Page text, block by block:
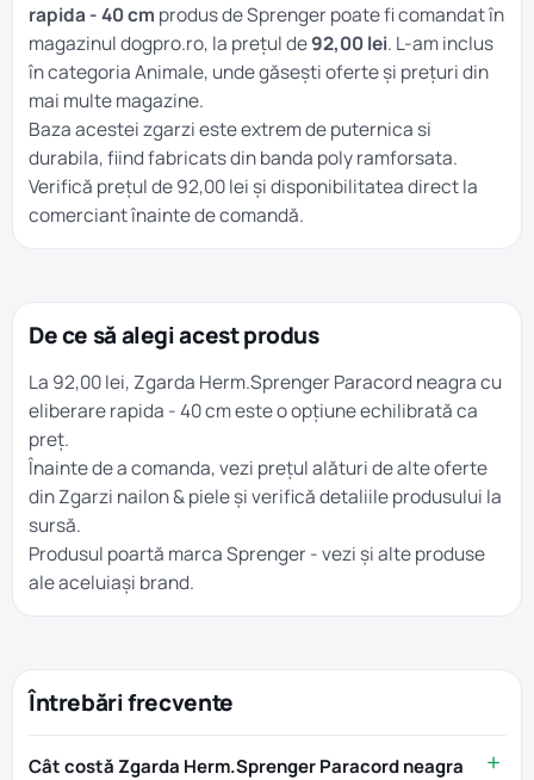
rapida - 40 cm produs de Sprenger poate fi comandat în
magazinul dogpro.ro, la prețul de92,00 lei. L-am inclus
în categoriaAnimale, unde găsești oferte și prețuri din
mai multe magazine.
Baza acestei zgarzi este extrem de puternica si
durabila, fiind fabricats din banda poly ramforsata.
Verifică prețul de 92,00 lei și disponibilitatea direct la
comerciant înainte de comandă.
De ce să alegi acest produs
La 92,00 lei, Zgarda Herm.Sprenger Paracord neagra cu
eliberare rapida - 40 cm este o opțiune echilibrată ca
preț.
Înainte de a comanda, vezi prețul alături de alte oferte
dinZgarzi nailon & pieleși verifică detaliile produsului la
sursă.
Produsul poartă marcaSprenger- vezi și alte produse
ale aceluiași brand.
Întrebări frecvente
Cât costă Zgarda Herm.Sprenger Paracord neagra